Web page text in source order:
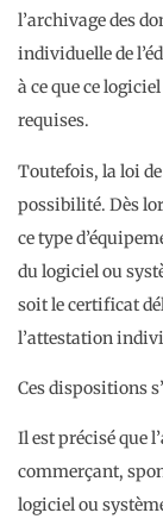
l’archivage des
individuelle de
à ce que ce
requises.
Toutefois, la loi
possibilité. Dès
ce type
du logiciel ou
soit le certificat
l’attestation
Ces dispositions
Il est précisé que
commerçant,
logiciel ou